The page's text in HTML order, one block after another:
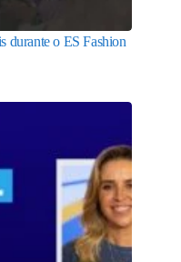
durante o ES Fashion